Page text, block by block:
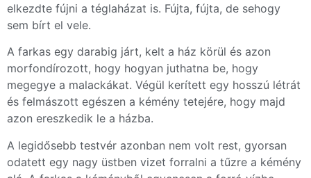
elkezdte fújni a téglaházat is. Fújta, fújta, de sehogy
sem bírt el vele.
A farkas egy darabig járt, kelt a ház körül és azon
morfondírozott, hogy hogyan juthatna be, hogy
megegye a malackákat. Végül kerített egy hosszú létrát
és felmászott egészen a kémény tetejére, hogy majd
azon ereszkedik le a házba.
A legidősebb testvér azonban nem volt rest, gyorsan
odatett egy nagy üstben vizet forralni a tűzre a kémény